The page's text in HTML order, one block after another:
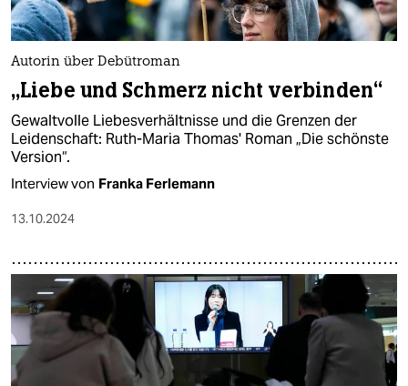
Autorin über Debütroman
„Liebe und Schmerz nicht verbinden“
Gewaltvolle Liebesverhältnisse und die Grenzen der
Leidenschaft: Ruth-Maria Thomas' Roman „Die schönste
Version“.
Interview von Franka Ferlemann
13.10.2024